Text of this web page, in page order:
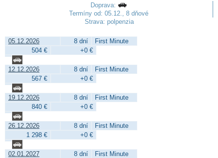
Doprava:
Termíny od: 05.12., 8 dňové
Strava: polpenzia
05.12.2026 8 dní
First Minute
504 €
+0 €
12.12.2026 8 dní
First Minute
567 €
+0 €
19.12.2026 8 dní
First Minute
840 €
+0 €
26.12.2026 8 dní
First Minute
1 298 €
+0 €
02.01.2027 8 dní
First Minute